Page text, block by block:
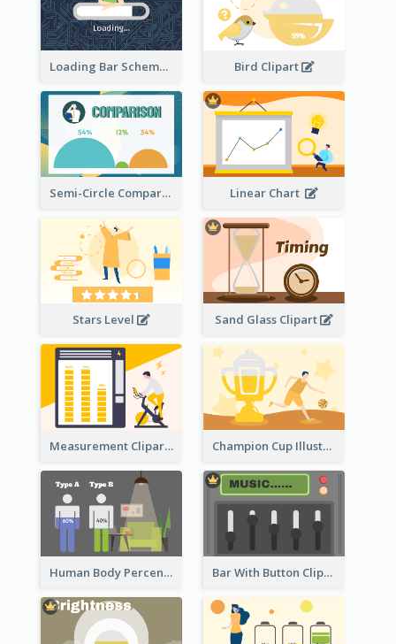
Loading Bar Schematic Diagram Bird Clipart
Semi-Circle Comparison Linear Chart
Stars Level Sand Glass Clipart
Measurement Clipart Champion Cup Illustration
Human Body Percentage Comparison Bar With Button Clipart